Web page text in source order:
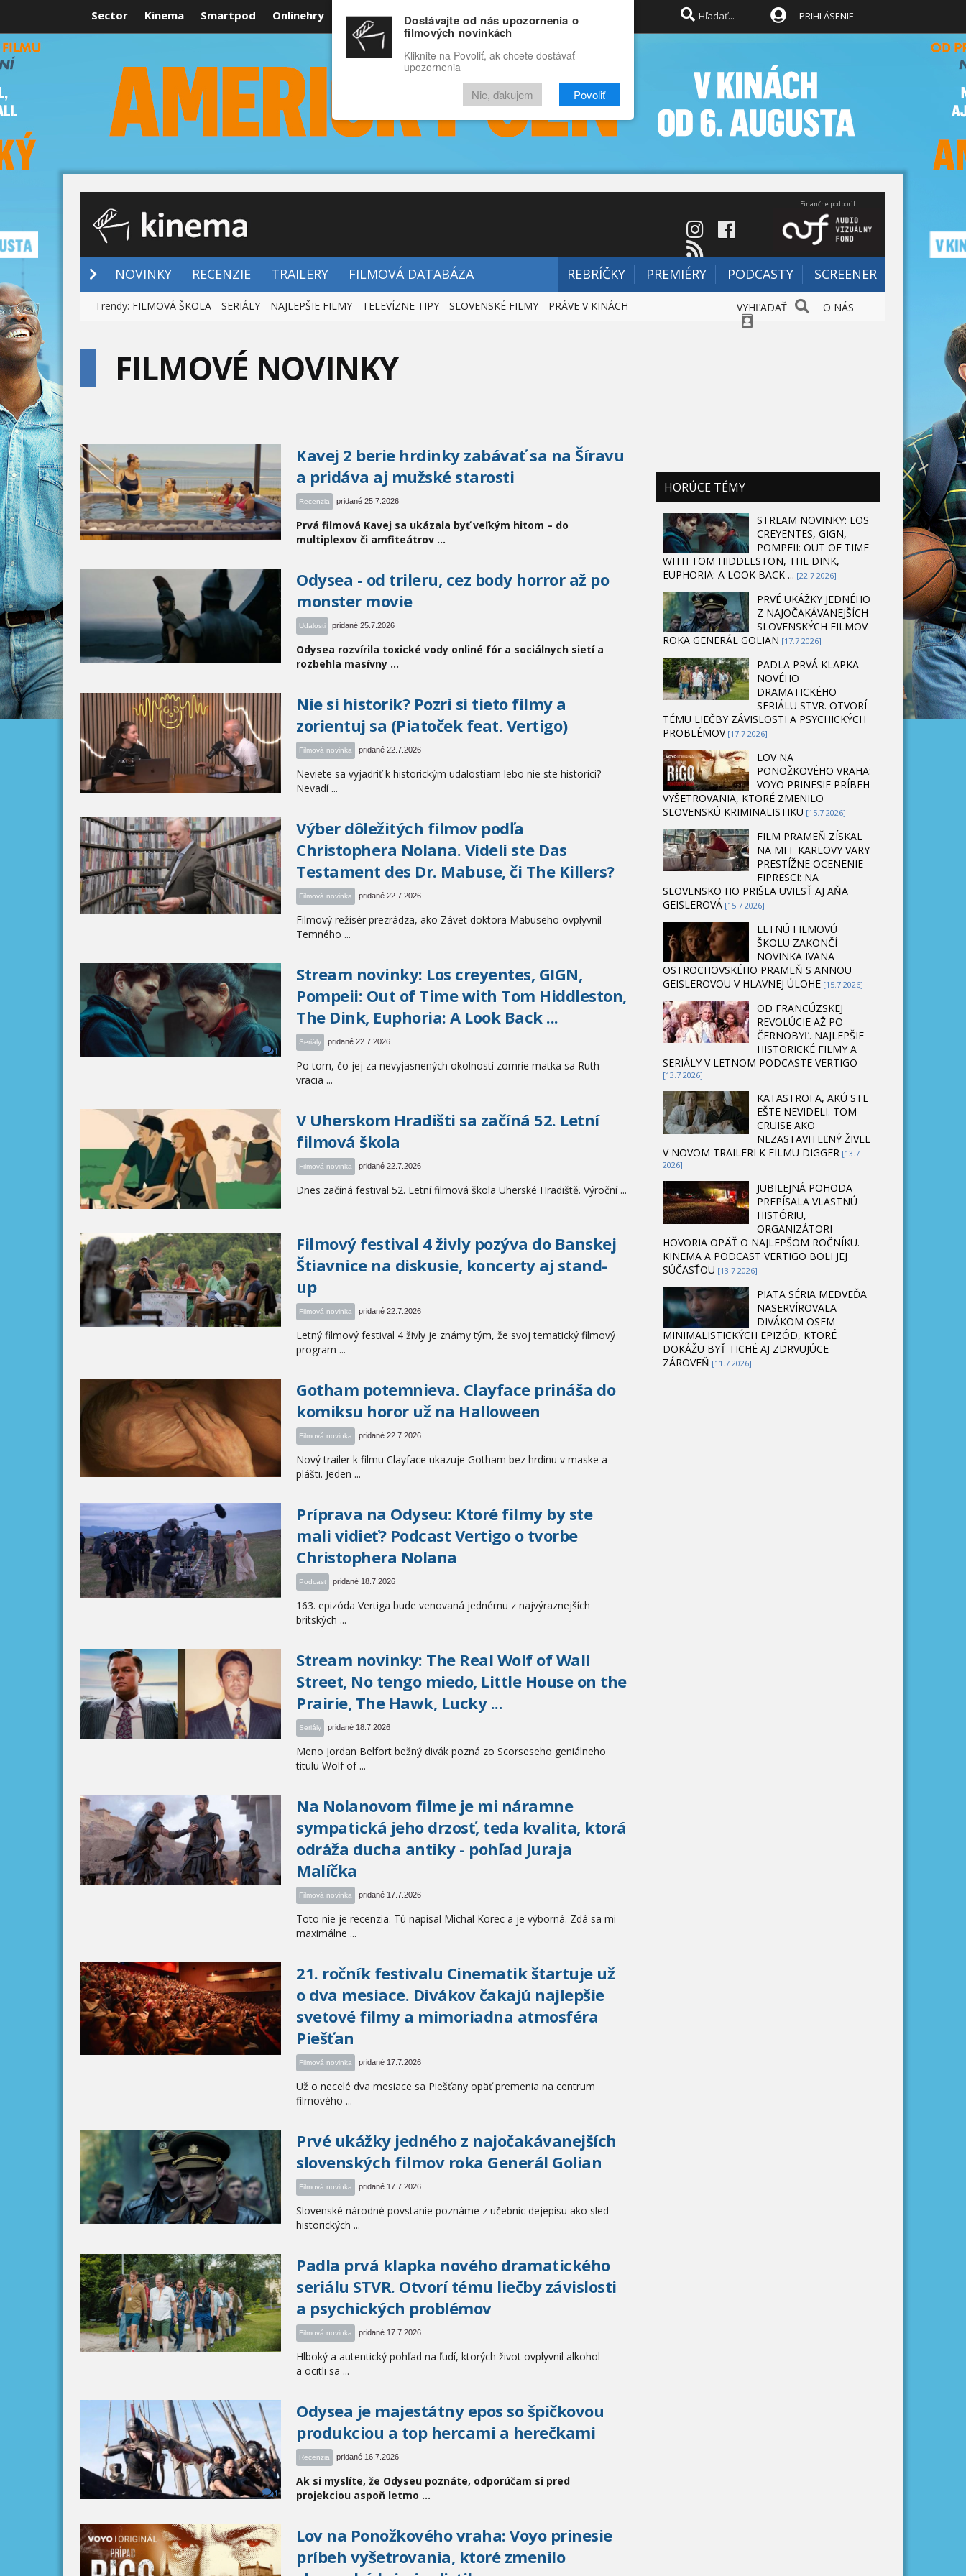
Sector Kinema Smartpod Onlinehry Rozprávky Funny Docu
RECENZIE VIDEÁ FILMY
PRIHLÁSENIE
Finančne podporil
NOVINKY RECENZIE TRAILERY FILMOVÁ DATABÁZA REBRÍČKY PREMIÉRY PODCASTY SCREENER
VYHĽADAŤ O NÁS
Trendy: FILMOVÁ ŠKOLA SERIÁLY NAJLEPŠIE FILMY TELEVÍZNE TIPY SLOVENSKÉ FILMY PRÁVE V KINÁCH
FILMOVÉ NOVINKY
Kavej 2 berie hrdinky zabávať sa na Šíravu
a pridáva aj mužské starosti
Recenzia pridané 25.7.2026
Prvá filmová Kavej sa ukázala byť veľkým hitom – do
multiplexov či amfiteátrov ...
Odysea - od trileru, cez body horror až po
monster movie
Udalosti pridané 25.7.2026
Odysea rozvírila toxické vody onliné fór a sociálnych sietí a
rozbehla masívny ...
Nie si historik? Pozri si tieto filmy a
zorientuj sa (Piatoček feat. Vertigo)
Filmová novinka pridané 22.7.2026
Neviete sa vyjadriť k historickým udalostiam lebo nie ste historici?
Nevadí ...
Výber dôležitých filmov podľa
Christophera Nolana. Videli ste Das
Testament des Dr. Mabuse, či The Killers?
Filmová novinka pridané 22.7.2026
Filmový režisér prezrádza, ako Závet doktora Mabuseho ovplyvnil
Temného ...
1
Stream novinky: Los creyentes, GIGN,
Pompeii: Out of Time with Tom Hiddleston,
The Dink, Euphoria: A Look Back ...
Seriály pridané 22.7.2026
Po tom, čo jej za nevyjasnených okolností zomrie matka sa Ruth
vracia ...
V Uherskom Hradišti sa začíná 52. Letní
filmová škola
Filmová novinka pridané 22.7.2026
Dnes začíná festival 52. Letní filmová škola Uherské Hradiště. Výroční ...
Filmový festival 4 živly pozýva do Banskej
Štiavnice na diskusie, koncerty aj stand-
up
Filmová novinka pridané 22.7.2026
Letný filmový festival 4 živly je známy tým, že svoj tematický filmový
program ...
Gotham potemnieva. Clayface prináša do
komiksu horor už na Halloween
Filmová novinka pridané 22.7.2026
Nový trailer k filmu Clayface ukazuje Gotham bez hrdinu v maske a
plášti. Jeden ...
Príprava na Odyseu: Ktoré filmy by ste
mali vidieť? Podcast Vertigo o tvorbe
Christophera Nolana
Podcast pridané 18.7.2026
163. epizóda Vertiga bude venovaná jednému z najvýraznejších
britských ...
Stream novinky: The Real Wolf of Wall
Street, No tengo miedo, Little House on the
Prairie, The Hawk, Lucky ...
Seriály pridané 18.7.2026
Meno Jordan Belfort bežný divák pozná zo Scorseseho geniálneho
titulu Wolf of ...
Na Nolanovom filme je mi náramne
sympatická jeho drzosť, teda kvalita, ktorá
odráža ducha antiky - pohľad Juraja
Malíčka
Filmová novinka pridané 17.7.2026
Toto nie je recenzia. Tú napísal Michal Korec a je výborná. Zdá sa mi
maximálne ...
21. ročník festivalu Cinematik štartuje už
o dva mesiace. Divákov čakajú najlepšie
svetové filmy a mimoriadna atmosféra
Piešťan
Filmová novinka pridané 17.7.2026
Už o necelé dva mesiace sa Piešťany opäť premenia na centrum
filmového ...
Prvé ukážky jedného z najočakávanejších
slovenských filmov roka Generál Golian
Filmová novinka pridané 17.7.2026
Slovenské národné povstanie poznáme z učebníc dejepisu ako sled
historických ...
Padla prvá klapka nového dramatického
seriálu STVR. Otvorí tému liečby závislosti
a psychických problémov
Filmová novinka pridané 17.7.2026
Hlboký a autentický pohľad na ľudí, ktorých život ovplyvnil alkohol
a ocitli sa ...
1
Odysea je majestátny epos so špičkovou
produkciou a top hercami a herečkami
Recenzia pridané 16.7.2026
Ak si myslíte, že Odyseu poznáte, odporúčam si pred
projekciou aspoň letmo ...
Lov na Ponožkového vraha: Voyo prinesie
príbeh vyšetrovania, ktoré zmenilo
HORÚCE TÉMY
STREAM NOVINKY: LOS
CREYENTES, GIGN,
POMPEII: OUT OF TIME
WITH TOM HIDDLESTON, THE DINK,
EUPHORIA: A LOOK BACK ... [22.7 2026]
PRVÉ UKÁŽKY JEDNÉHO
Z NAJOČAKÁVANEJŠÍCH
SLOVENSKÝCH FILMOV
ROKA GENERÁL GOLIAN [17.7 2026]
PADLA PRVÁ KLAPKA
NOVÉHO
DRAMATICKÉHO
SERIÁLU STVR. OTVORÍ
TÉMU LIEČBY ZÁVISLOSTI A PSYCHICKÝCH
PROBLÉMOV [17.7 2026]
LOV NA
PONOŽKOVÉHO VRAHA:
VOYO PRINESIE PRÍBEH
VYŠETROVANIA, KTORÉ ZMENILO
SLOVENSKÚ KRIMINALISTIKU [15.7 2026]
FILM PRAMEŇ ZÍSKAL
NA MFF KARLOVY VARY
PRESTÍŽNE OCENENIE
FIPRESCI: NA
SLOVENSKO HO PRIŠLA UVIESŤ AJ AŇA
GEISLEROVÁ [15.7 2026]
LETNÚ FILMOVÚ
ŠKOLU ZAKONČÍ
NOVINKA IVANA
OSTROCHOVSKÉHO PRAMEŇ S ANNOU
GEISLEROVOU V HLAVNEJ ÚLOHE [15.7 2026]
OD FRANCÚZSKEJ
REVOLÚCIE AŽ PO
ČERNOBYĽ. NAJLEPŠIE
HISTORICKÉ FILMY A
SERIÁLY V LETNOM PODCASTE VERTIGO
[13.7 2026]
KATASTROFA, AKÚ STE
EŠTE NEVIDELI. TOM
CRUISE AKO
NEZASTAVITEĽNÝ ŽIVEL
V NOVOM TRAILERI K FILMU DIGGER [13.7
2026]
JUBILEJNÁ POHODA
PREPÍSALA VLASTNÚ
HISTÓRIU,
ORGANIZÁTORI
HOVORIA OPÄŤ O NAJLEPŠOM ROČNÍKU.
KINEMA A PODCAST VERTIGO BOLI JEJ
SÚČASŤOU [13.7 2026]
PIATA SÉRIA MEDVEĎA
NASERVÍROVALA
DIVÁKOM OSEM
MINIMALISTICKÝCH EPIZÓD, KTORÉ
DOKÁŽU BYŤ TICHÉ AJ ZDRVUJÚCE
ZÁROVEŇ [11.7 2026]
Dostávajte od nás upozornenia o
filmových novinkách
Kliknite na Povoliť, ak chcete dostávať
upozornenia
Nie, ďakujem Povoliť